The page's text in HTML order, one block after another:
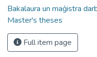
Bakalaura un maģistra
Master's theses
Full item page